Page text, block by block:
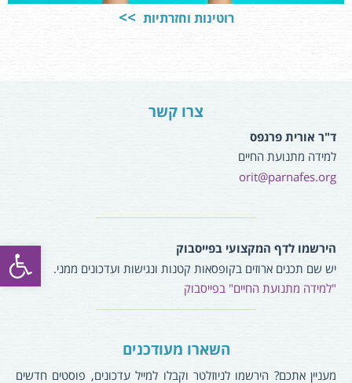
פתח
רוטינות וחזרתיות
צרו קשר
ד"ר אורית פרנפס
למידה מתנועת החיים
orit@parnafes.org
הירשמו לדף המקצועי בפייסבוק
יש שם תכנים ארוזים בקופסאות קטנות ונגישות ועדכונים ממני.
"למידה מתנועת החיים" בפייסבוק
השארו מעודכנים
מעניין אתכם? הירשמו לניוזלטר וקבלו למייל עדכונים, פוסטים חדשים